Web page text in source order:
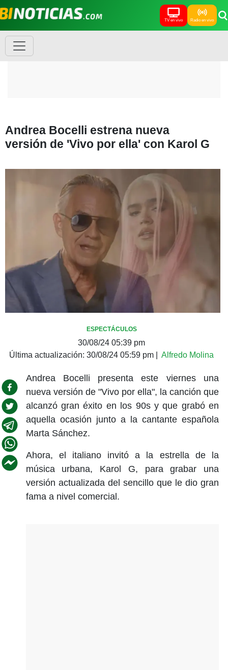
TV en vivo Radio en vivo
Andrea Bocelli estrena nueva
versión de 'Vivo por ella' con Karol G
ESPECTÁCULOS
30/08/24 05:39 pm
Última actualización: 30/08/24 05:59 pm Alfredo Molina
Andrea Bocelli presenta este viernes una
nueva versión de "Vivo por ella", la canción que
alcanzó gran éxito en los 90s y que grabó en
aquella ocasión junto a la cantante española
Marta Sánchez.
Ahora, el italiano invitó a la estrella de la
música urbana, Karol G, para grabar una
versión actualizada del sencillo que le dio gran
fama a nivel comercial.